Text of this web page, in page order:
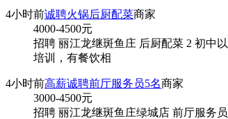
4小时前诚聘火锅后厨配菜商家
4000-4500元
招聘 丽江龙继斑鱼庄 后厨配菜 2 初中
培训，有餐饮相
4小时前高薪诚聘前厅服务员5名商家
3000-4500元
招聘 丽江龙继斑鱼庄绿城店 前厅服务